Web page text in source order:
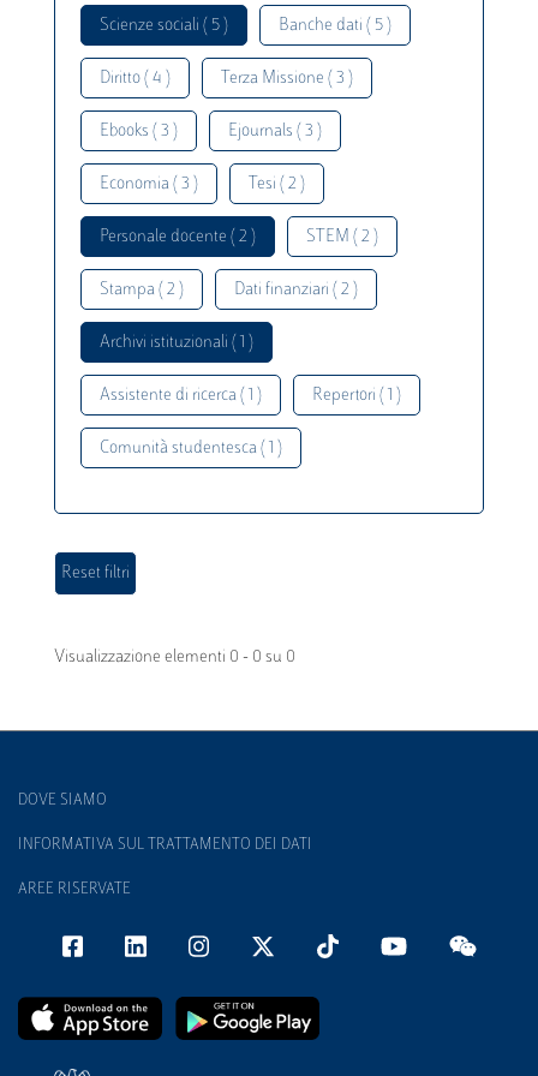
Scienze sociali ( 5 ) Banche dati ( 5 )
Diritto ( 4 ) Terza Missione ( 3 )
Ebooks ( 3 ) Ejournals ( 3 )
Economia ( 3 ) Tesi ( 2 )
Personale docente ( 2 ) STEM ( 2 )
Stampa ( 2 ) Dati finanziari ( 2 )
Archivi istituzionali ( 1 )
Assistente di ricerca ( 1 ) Repertori ( 1 )
Comunità studentesca ( 1 )
Visualizzazione elementi 0 - 0 su 0
DOVE SIAMO
INFORMATIVA SUL TRATTAMENTO DEI DATI
AREE RISERVATE